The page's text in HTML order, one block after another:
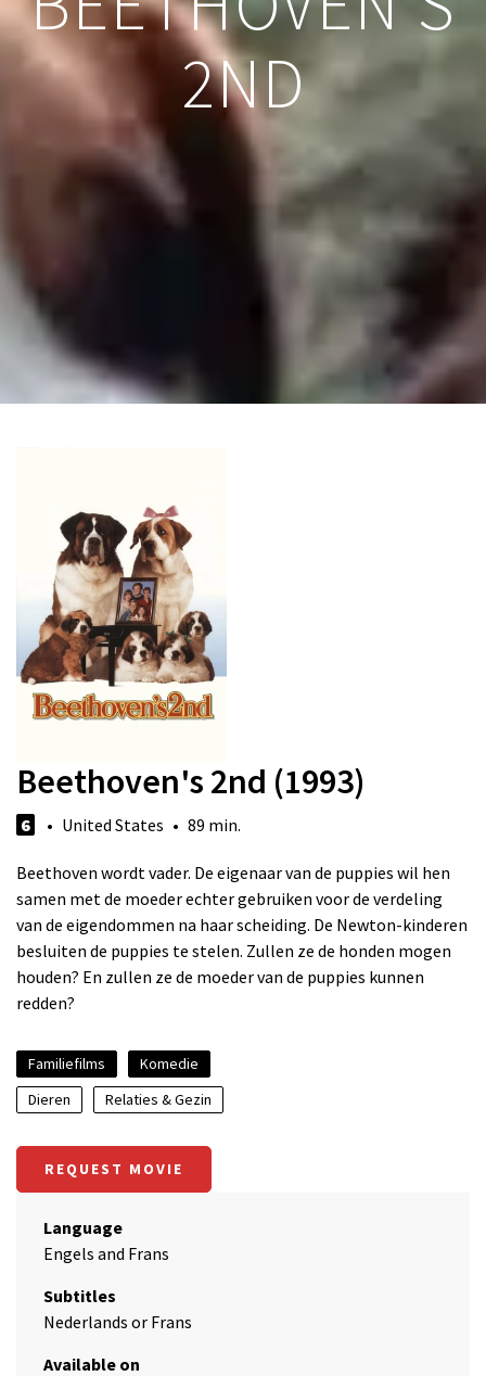
2ND
Beethoven's 2nd (1993)
6 • United States • 89 min.
Beethoven wordt vader. De eigenaar van de puppies wil hen
samen met de moeder echter gebruiken voor de verdeling
van de eigendommen na haar scheiding. De Newton-kinderen
besluiten de puppies te stelen. Zullen ze de honden mogen
houden? En zullen ze de moeder van de puppies kunnen
redden?
Familiefilms
Komedie
Dieren
Relaties & Gezin
REQUEST MOVIE
Language
Engels and Frans
Subtitles
Nederlands or Frans
Available on